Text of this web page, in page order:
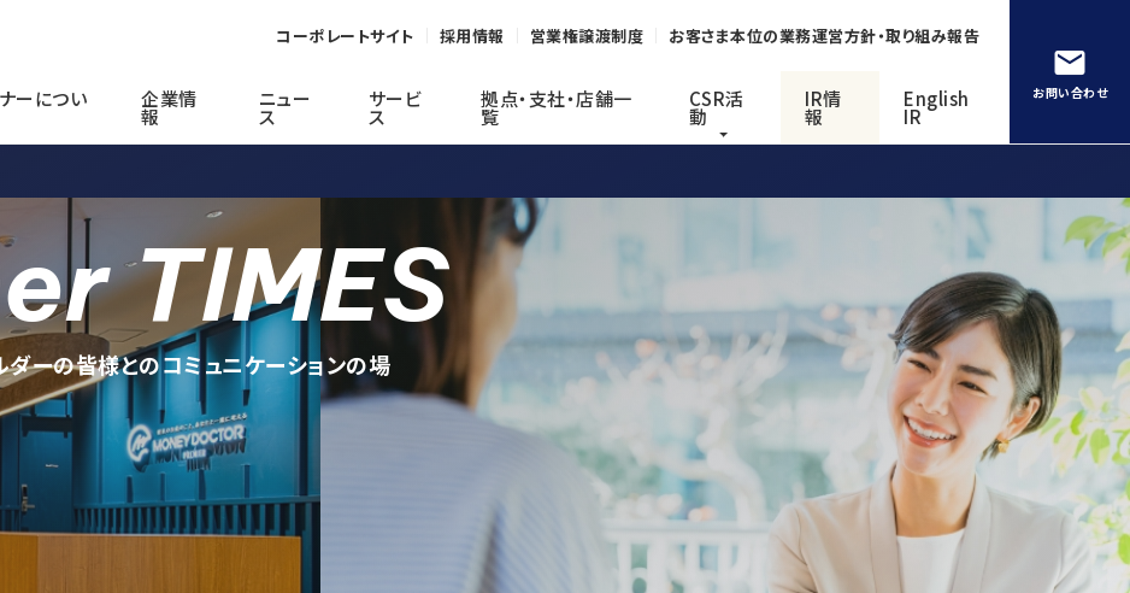
コーポレートサイト 採用情報 営業権譲渡制度 お客さま本位の業務運営方針・取り組み報告
ーについ 企業情
報
ニュー
ス
サービ
ス
拠点・支社・店舗一
覧
CSR活
動
活動報告
IR情
報
English
IR
お問い合わせ
TIMES
ダーの皆様とのコミュニケーションの場